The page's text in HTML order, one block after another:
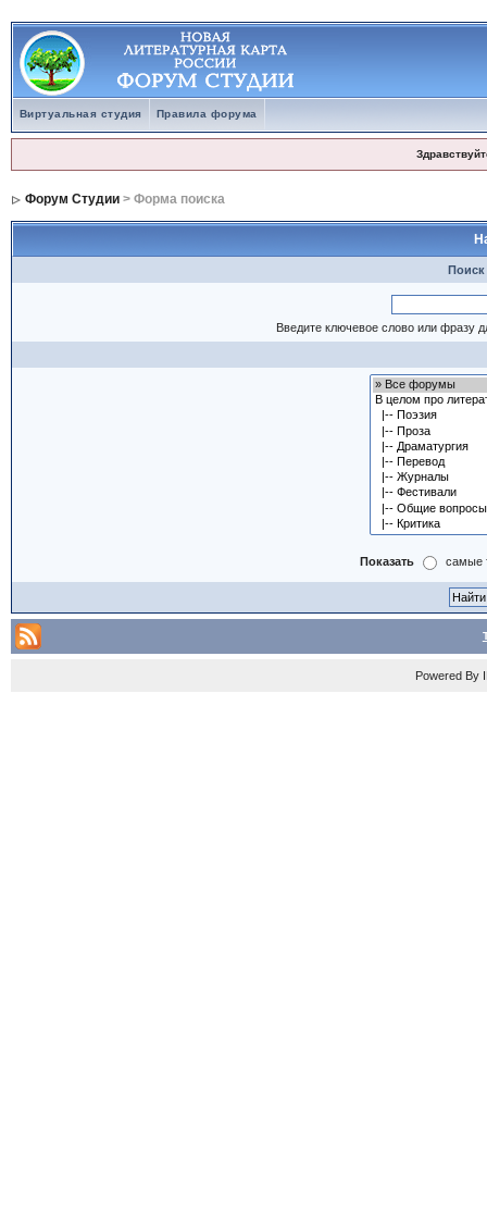
Виртуальная студия Правила форума
Форум Студии> Форма поиска
Введите ключевое слово или фразу
Показать самые
Powered By